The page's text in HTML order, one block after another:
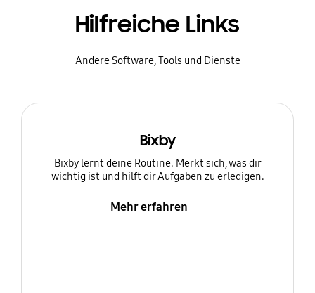
Hilfreiche Links
Andere Software, Tools und Dienste
Bixby
Bixby lernt deine Routine. Merkt sich, was dir
wichtig ist und hilft dir Aufgaben zu erledigen.
Mehr erfahren